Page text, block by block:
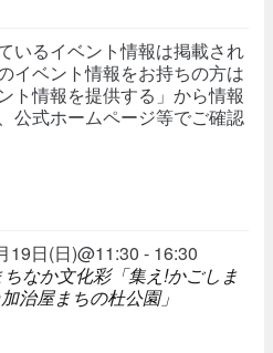
いるイベント情報は掲載され
イベント情報をお持ちの方は
ト情報を提供する」から情報
公式ホームページ等でご確認
19日(日)@11:30 - 16:30
なか文化彩「集え!かごしま
治屋まちの杜公園」